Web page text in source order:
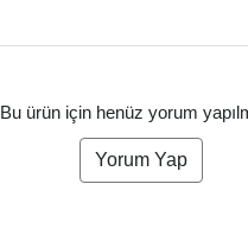
Bu ürün için henüz yorum
Yorum Yap